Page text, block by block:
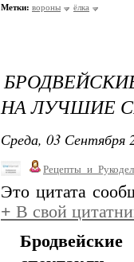
Метки: вороны ёлка
НА ЛУЧШИЕ
Среда, 03 Сентября
Это цитата
+ В свой